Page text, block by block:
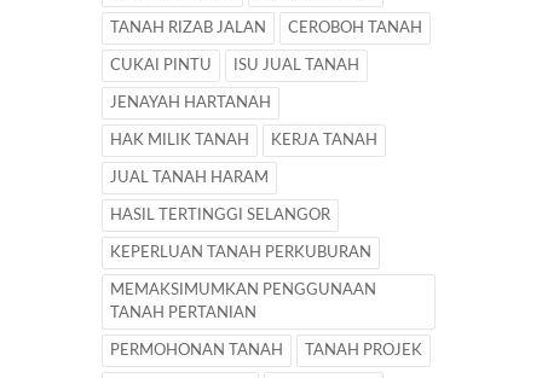
TANAH RIZAB JALAN CEROBOH TANAH
CUKAI PINTU ISU JUAL TANAH
JENAYAH HARTANAH
HAK MILIK TANAH KERJA TANAH
JUAL TANAH HARAM
HASIL TERTINGGI SELANGOR
KEPERLUAN TANAH PERKUBURAN
MEMAKSIMUMKAN PENGGUNAAN
TANAH PERTANIAN
PERMOHONAN TANAH TANAH PROJEK